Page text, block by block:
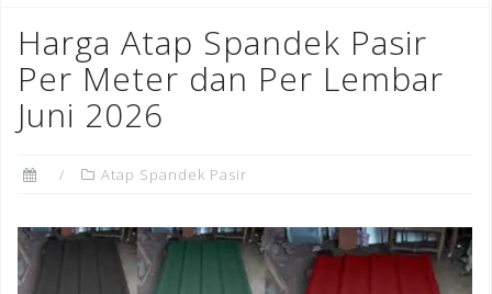
o
o
k
m st
Harga Atap Spandek Pasir
Per Meter dan Per Lembar
Juni 2026
Atap Spandek Pasir